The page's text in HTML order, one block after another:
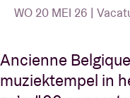
Concertcheque
Over AB
Contact
WO 20 MEI 26 |
Ancienne
muziektempel in